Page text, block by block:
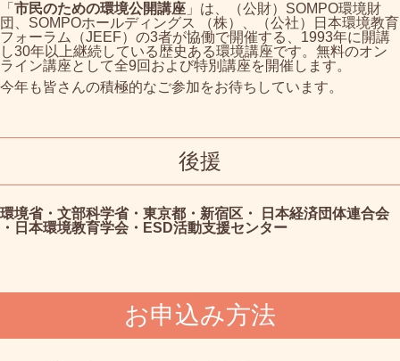
「 市民のための環境公開講座 」は、（公財）SOMPO環境財
団、SOMPOホールディングス （株）、（公社）日本環境教育
フォーラム（JEEF）の3者が協働で開催する、1993年に開講
し30年以上継続している歴史ある環境講座です。無料のオン
ライン講座として全9回および特別講座を開催します。
今年も皆さんの積極的なご参加をお待ちしています。
後援
環境省・文部科学省・東京都・新宿区・ 日本経済団体連合会
・日本環境教育学会・ESD活動支援センター
お申込み方法